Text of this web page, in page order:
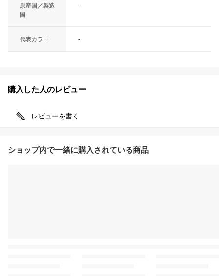
原産国／製造
国
-
代表カラー -
購入した人のレビュー
レビューを書く
ショップ内で一緒に購入されている商品